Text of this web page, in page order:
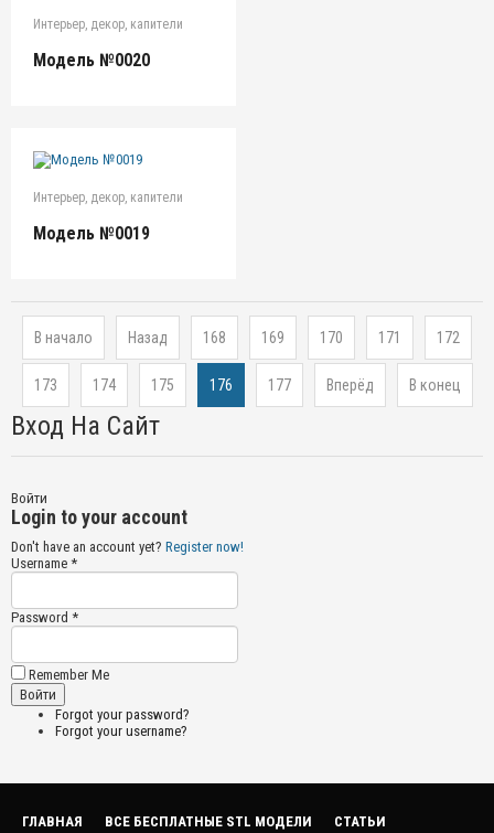
Интерьер, декор, капители
Модель №0020
Интерьер, декор, капители
Модель №0019
В начало Назад 168 169 170 171 172
173 174 175 176 177 Вперёд В конец
Вход На Сайт
Войти
Login to your account
Don't have an account yet? Register now!
Username *
Password *
Remember Me
Forgot your password?
Forgot your username?
ГЛАВНАЯ ВСЕ БЕСПЛАТНЫЕ STL МОДЕЛИ СТАТЬИ